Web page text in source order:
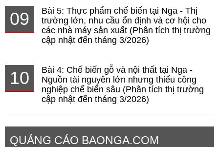
09
Bài 5: Thực phẩm chế biến tại Nga - Thị
trường lớn, nhu cầu ổn định và cơ hội cho
các nhà máy sản xuất (Phân tích thị trường
cập nhật đến tháng 3/2026)
10
Bài 4: Chế biến gỗ và nội thất tại Nga -
Nguồn tài nguyên lớn nhưng thiếu công
nghiệp chế biến sâu (Phân tích thị trường
cập nhật đến tháng 3/2026)
QUẢNG CÁO BAONGA.COM